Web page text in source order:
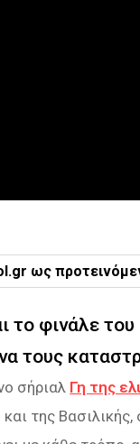
ως
το φινάλε
τους
σήριαλ Γη της
της